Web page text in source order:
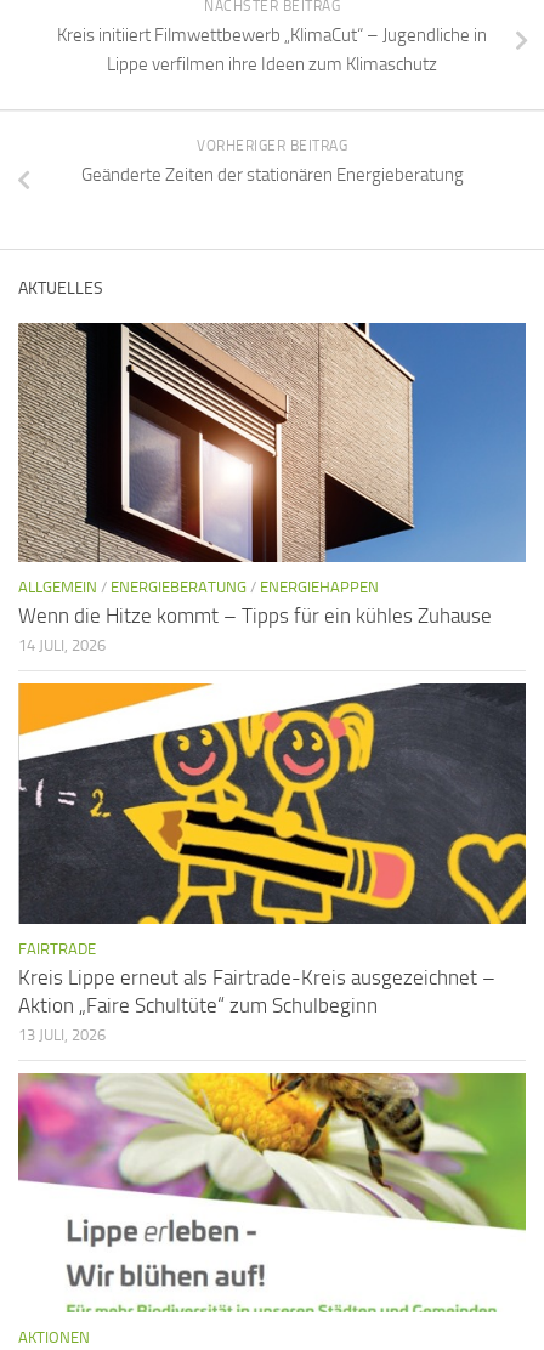
NÄCHSTER BEITRAG
Kreis initiiert Filmwettbewerb „KlimaCut“ – Jugendliche in
Lippe verfilmen ihre Ideen zum Klimaschutz
VORHERIGER BEITRAG
Geänderte Zeiten der stationären Energieberatung
AKTUELLES
ALLGEMEIN / ENERGIEBERATUNG / ENERGIEHAPPEN
Wenn die Hitze kommt – Tipps für ein kühles Zuhause
14 JULI, 2026
FAIRTRADE
Kreis Lippe erneut als Fairtrade-Kreis ausgezeichnet –
Aktion „Faire Schultüte“ zum Schulbeginn
13 JULI, 2026
AKTIONEN